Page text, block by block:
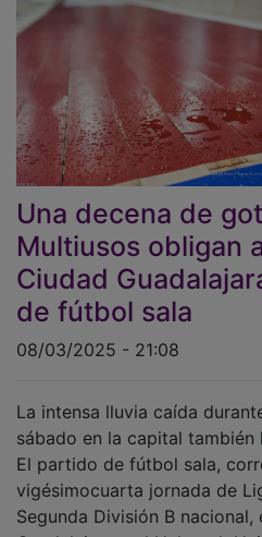
Una decena de
Multiusos obligan
Ciudad
de fútbol sala
08/03/2025 - 21:08
El partido de fútbol sala,
vigésimocuarta jornada de
Segunda División B nacional,
Guadalajara y el Halotech
debía celebrarse en el